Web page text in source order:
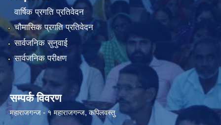
वार्षिक प्रगति प्रतिवेदन
चौमासिक प्रगति प्रतिवेदन
सार्वजनिक सुनुवाई
सार्वजनिक परीक्षण
सम्पर्क विवरण
महाराजगन्ज - १ महाराजगन्ज, कपिलवस्तु